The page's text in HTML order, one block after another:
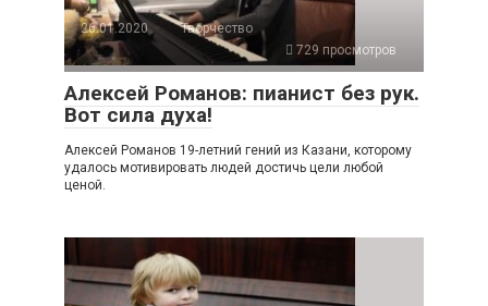
26.01.2020
Творчество
729 просмотров
Алексей Романов: пианист без рук.
Вот сила духа!
Алексей Романов 19-летний гений из Казани, которому
удалось мотивировать людей достичь цели любой
ценой.